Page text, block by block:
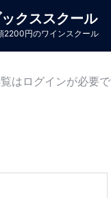
クススクール
2200円のワインスクール
はログインが必要で